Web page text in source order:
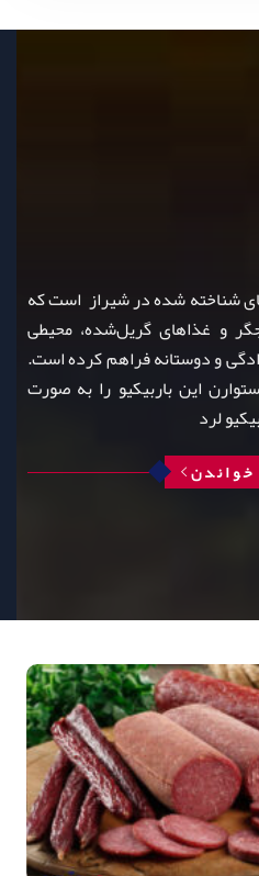
شناخته‌ شده در شیراز است که
و غذاهای گریل‌شده، محیطی
و دوستانه فراهم کرده است.
این باربیکیو را به صورت
لرد
خواندن